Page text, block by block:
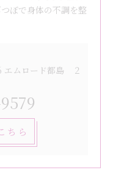
ぼで身体の不調を整
エムロード都島 ２
ちら